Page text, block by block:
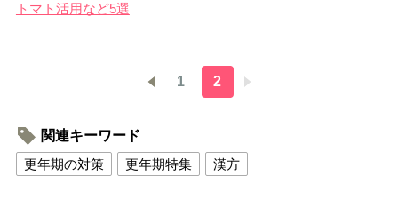
トマト活用など5選
1 2
関連キーワード
更年期の対策
更年期特集 漢方